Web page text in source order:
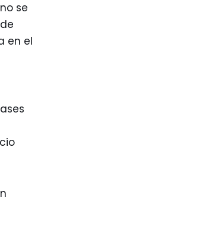
se
en el